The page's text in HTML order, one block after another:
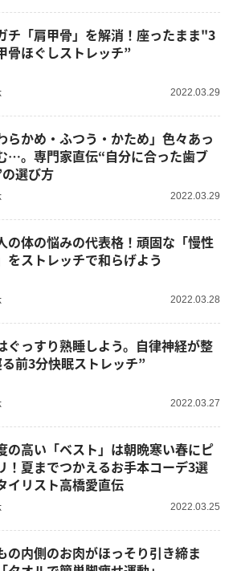
チ「肩甲骨」を解消！座ったまま"3
骨ほぐしストレッチ”
2022.03.29
らかめ・ふつう・かため」色々あっ
…。専門家直伝“自分に合った歯ブ
選び方
2022.03.29
の体の悩みの代表格！頑固な「慢性
をストレッチで和らげよう
2022.03.28
ぐっすり熟睡しよう。自律神経が整
前3分快眠ストレッチ”
2022.03.27
の高い「ベスト」は朝晩寒い春にピ
！夏までつかえるお手本コーデ3選
イリスト高橋愛直伝
2022.03.25
の内側のお肉がほっそり引き締ま